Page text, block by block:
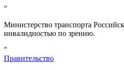
"
Министерство транспорта
инвалидностью по зрению.
"
Правительство